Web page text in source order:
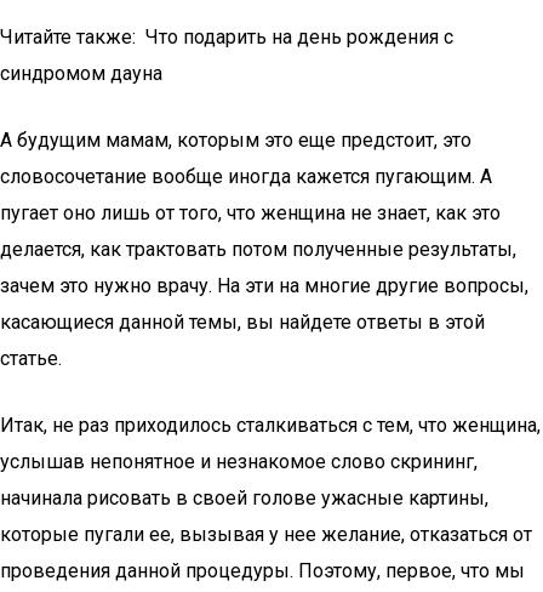
Читайте также: Что подарить на день рождения с
синдромом дауна
А будущим мамам, которым это еще предстоит, это
словосочетание вообще иногда кажется пугающим. А
пугает оно лишь от того, что женщина не знает, как это
делается, как трактовать потом полученные результаты,
зачем это нужно врачу. На эти на многие другие вопросы,
касающиеся данной темы, вы найдете ответы в этой
статье.
Итак, не раз приходилось сталкиваться с тем, что женщина,
услышав непонятное и незнакомое слово скрининг,
начинала рисовать в своей голове ужасные картины,
которые пугали ее, вызывая у нее желание, отказаться от
проведения данной процедуры. Поэтому, первое, что мы